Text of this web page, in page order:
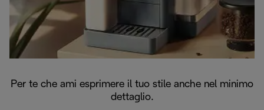
Per te che ami esprimere il tuo stile anche nel minimo
dettaglio.